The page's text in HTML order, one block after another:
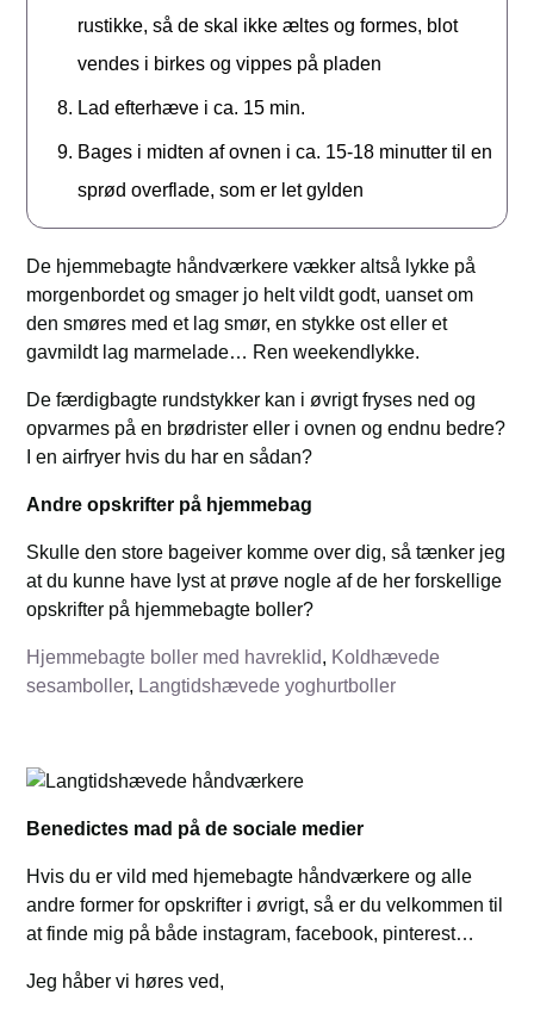
rustikke, så de skal ikke æltes og formes, blot
vendes i birkes og vippes på pladen
Lad efterhæve i ca. 15 min.
Bages i midten af ovnen i ca. 15-18 minutter til en
sprød overflade, som er let gylden
De hjemmebagte håndværkere vækker altså lykke på
morgenbordet og smager jo helt vildt godt, uanset om
den smøres med et lag smør, en stykke ost eller et
gavmildt lag marmelade… Ren weekendlykke.
De færdigbagte rundstykker kan i øvrigt fryses ned og
opvarmes på en brødrister eller i ovnen og endnu bedre?
I en airfryer hvis du har en sådan?
Andre opskrifter på hjemmebag
Skulle den store bageiver komme over dig, så tænker jeg
at du kunne have lyst at prøve nogle af de her forskellige
opskrifter på hjemmebagte boller?
Hjemmebagte boller med havreklid, Koldhævede
sesamboller, Langtidshævede yoghurtboller
Benedictes mad på de sociale medier
Hvis du er vild med hjemebagte håndværkere og alle
andre former for opskrifter i øvrigt, så er du velkommen til
at finde mig på både instagram, facebook, pinterest…
Jeg håber vi høres ved,